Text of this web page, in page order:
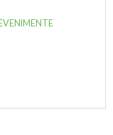
EVENIMENTE